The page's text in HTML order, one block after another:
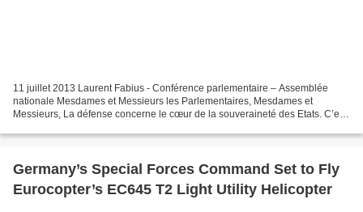
11 juillet 2013 Laurent Fabius - Conférence parlementaire – Assemblée
nationale Mesdames et Messieurs les Parlementaires, Mesdames et
Messieurs, La défense concerne le cœur de la souveraineté des Etats. C’est
Germany’s Special Forces Command Set to Fly
Eurocopter’s EC645 T2 Light Utility Helicopter